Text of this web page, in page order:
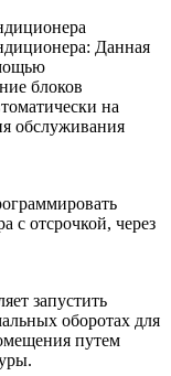
Данная
блоков
на
обслуживания
с отсрочкой, через
запустить
оборотах для
путем